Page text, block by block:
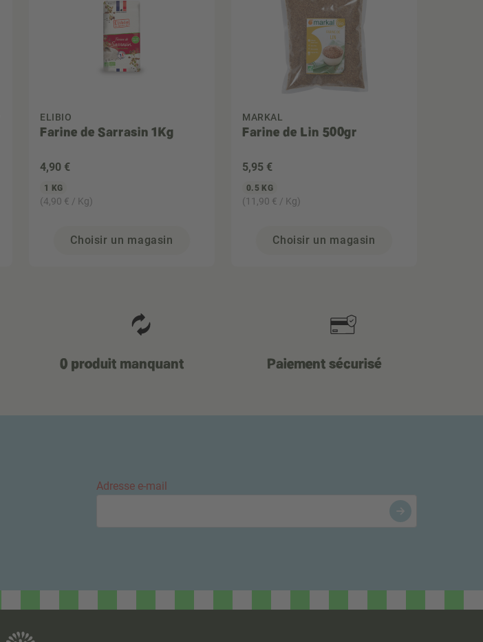
ELIBIO
Farine de Sarrasin 1Kg
4,90 €
1 KG
(4,90 € / Kg)
Choisir un magasin
MARKAL
Farine de Lin 500gr
5,95 €
0.5 KG
(11,90 € / Kg)
Choisir un magasin
0 produit manquant Paiement sécurisé
Adresse e-mail